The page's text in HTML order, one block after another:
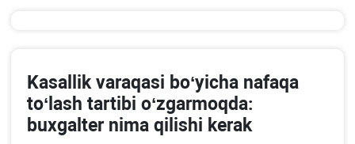
Kasallik varaqasi boʻyicha nafaqa
toʻlash tartibi oʻzgarmoqda:
buхgalter nima qilishi kerak